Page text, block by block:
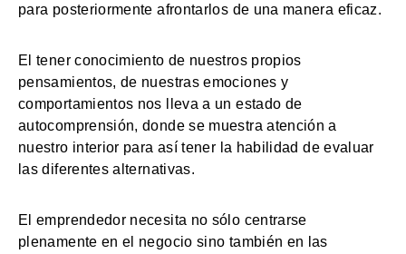
para posteriormente afrontarlos de una manera eficaz.
El tener conocimiento de nuestros propios
pensamientos, de nuestras emociones y
comportamientos nos lleva a un estado de
autocomprensión, donde se muestra atención a
nuestro interior para así tener la habilidad de evaluar
las diferentes alternativas.
El emprendedor necesita no sólo centrarse
plenamente en el negocio sino también en las